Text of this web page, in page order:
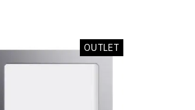
OUTLET